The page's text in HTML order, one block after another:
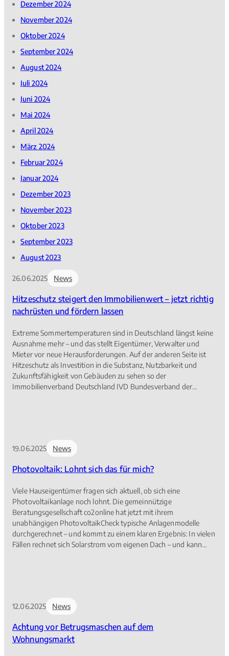
Dezember 2024
November 2024
Oktober 2024
September 2024
August 2024
Juli 2024
Juni 2024
Mai 2024
April 2024
März 2024
Februar 2024
Januar 2024
Dezember 2023
November 2023
Oktober 2023
September 2023
August 2023
26.06.2025 News
Hitzeschutz steigert den Immobilienwert – jetzt richtig
nachrüsten und fördern lassen
Extreme Sommertemperaturen sind in Deutschland längst keine
Ausnahme mehr – und das stellt Eigentümer, Verwalter und
Mieter vor neue Herausforderungen. Auf der anderen Seite ist
Hitzeschutz als Investition in die Substanz, Nutzbarkeit und
Zukunftsfähigkeit von Gebäuden zu sehen so der
Immobilienverband Deutschland IVD Bundesverband der
19.06.2025 News
Photovoltaik: Lohnt sich das für mich?
Viele Hauseigentümer fragen sich aktuell, ob sich eine
Photovoltaikanlage noch lohnt. Die gemeinnützige
Beratungsgesellschaft co2online hat jetzt mit ihrem
unabhängigen PhotovoltaikCheck typische Anlagenmodelle
durchgerechnet – und kommt zu einem klaren Ergebnis: In vielen
Fällen rechnet sich Solarstrom vom eigenen Dach – und kann
12.06.2025 News
Achtung vor Betrugsmaschen auf dem
Wohnungsmarkt